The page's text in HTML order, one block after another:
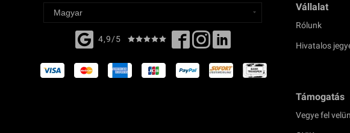
4,9/5
Vállalat
Rólunk
Hivatalos
Támogatás
Vegye fel